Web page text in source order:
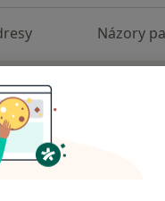
Názory
chronických
metod
(např. arteriální
žilní insuficience,